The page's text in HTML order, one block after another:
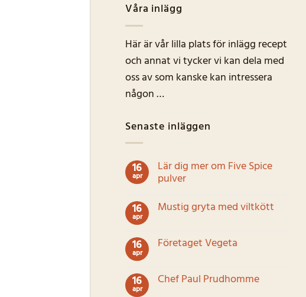
Våra inlägg
Här är vår lilla plats för inlägg recept
och annat vi tycker vi kan dela med
oss av som kanske kan intressera
någon …
Senaste inläggen
16
apr
Lär dig mer om Five Spice
pulver
kommentarer
till
om
Five
16
apr
Mustig gryta med viltkött
till
Mustig
16
apr
Företaget Vegeta
till
Företaget
16
apr
Chef Paul Prudhomme